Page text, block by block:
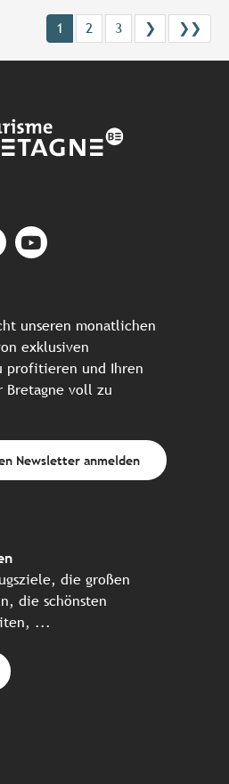
1 2 3 ❯ ❯❯
unseren monatlichen
exklusiven
profitieren und Ihren
voll zu
Newsletter anmelden
die großen
die schönsten
...